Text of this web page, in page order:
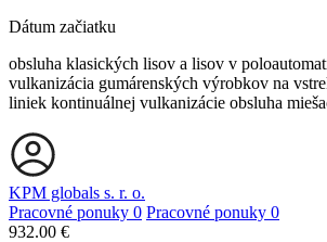
Dátum začiatku
obsluha klasických lisov a lisov v
vulkanizácia gumárenských výrobkov na
liniek kontinuálnej vulkanizácie obsluha
KPM globals s. r. o.
Pracovné ponuky 0 Pracovné ponuky 0
932.00 €